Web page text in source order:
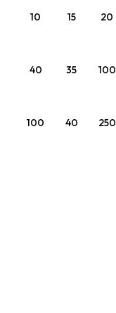
10 15 20
40 35 100
100 40 250